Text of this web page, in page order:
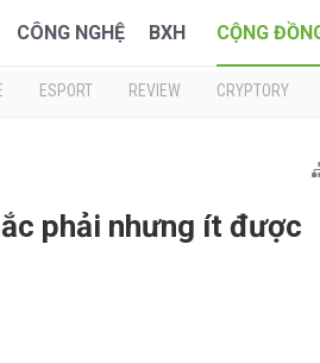
CÔNG NGHỆ BXH CỘNG
ESPORT REVIEW CRYPTORY
phải nhưng ít được